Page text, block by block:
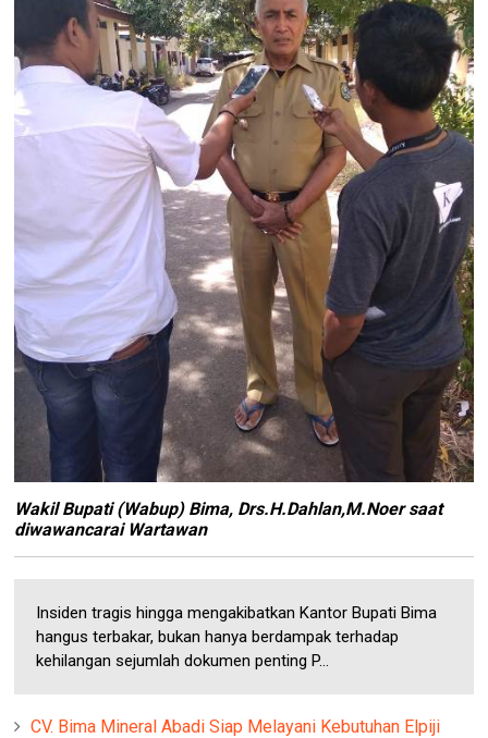
Wakil Bupati (Wabup) Bima, Drs.H.Dahlan,M.Noer saat
diwawancarai Wartawan
Insiden tragis hingga mengakibatkan Kantor Bupati Bima
hangus terbakar, bukan hanya berdampak terhadap
kehilangan sejumlah dokumen penting P...
CV. Bima Mineral Abadi Siap Melayani Kebutuhan Elpiji